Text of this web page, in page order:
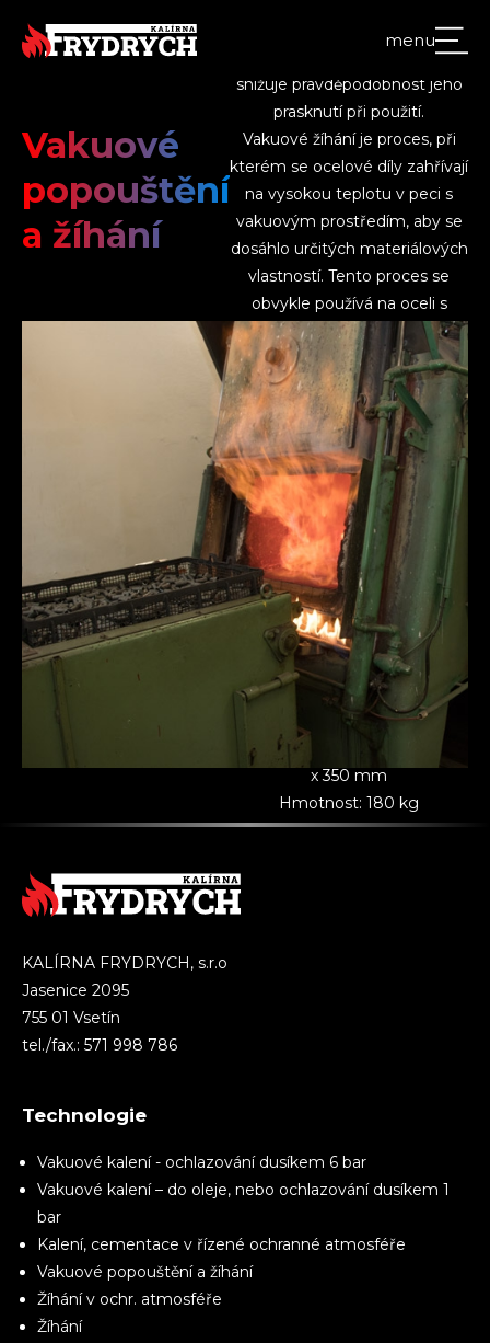
menu
Vakuové
popouštění
a žíhání
napětí. Tento proces zlepšuje
pevnost a odolnost materiálu a
snižuje pravděpodobnost jeho
prasknutí při použití.
Vakuové žíhání je proces, při
kterém se ocelové díly zahřívají
na vysokou teplotu v peci s
vakuovým prostředím, aby se
dosáhlo určitých materiálových
vlastností. Tento proces se
obvykle používá na oceli s
vysokým obsahem uhlíku nebo
na slitinách s vysokou pevností
a odolností proti korozi.
Ocelové díly jsou zahřívány na
určitou teplotu a udržovány v
této teplotě po určitou dobu,
aby se přeměnily struktury
materiálu. Tento proces
zlepšuje vlastnosti materiálu,
jako jsou pevnost, tvrdost,
odolnost proti opotřebení a
odolnost proti korozi.
IPSEN VDFC 214
Maximalní rozměr: 610 x 450
x 350 mm
Hmotnost: 180 kg
KALÍRNA FRYDRYCH, s.r.o
Jasenice 2095
755 01 Vsetín
tel./fax.: 571 998 786
Technologie
Vakuové kalení - ochlazování dusíkem 6 bar
Vakuové kalení – do oleje, nebo ochlazování dusíkem 1
bar
Kalení, cementace v řízené ochranné atmosféře
Vakuové popouštění a žíhání
Žíhání v ochr. atmosféře
Žíhání